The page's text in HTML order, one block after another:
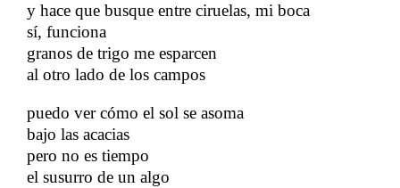
y hace que busque entre ciruelas, mi boca
sí, funciona
granos de trigo me esparcen
al otro lado de los campos
puedo ver cómo el sol se asoma
bajo las acacias
pero no es tiempo
el susurro de un algo